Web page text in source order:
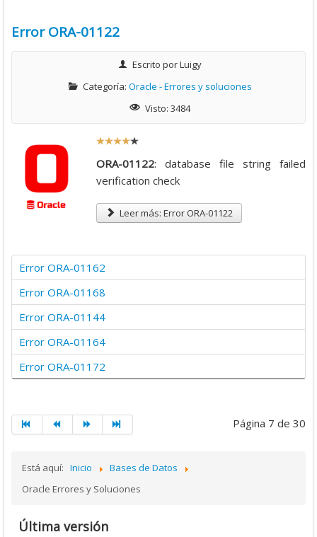
/
Error ORA-01122
Escrito porLuigy
Categoría: Oracle - Errores y soluciones
Visto: 3484
4
5
ORA-01122: database file string failed
verification check
Leer más: Error ORA-01122
Error ORA-01162
Error ORA-01168
Error ORA-01144
Error ORA-01164
Error ORA-01172
Página 7 de 30
Está aquí: Inicio
Bases de Datos
Oracle Errores y Soluciones
Última versión